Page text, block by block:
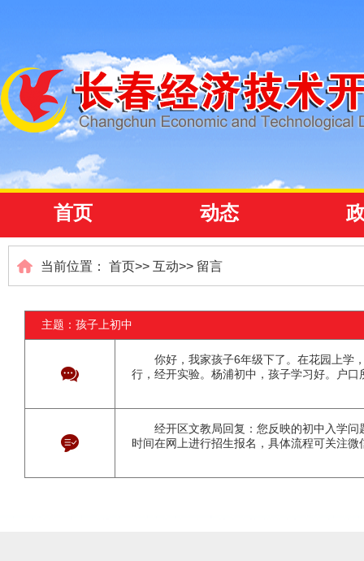
首页 动态
当前位置： 首页>> 互动>> 留言
主题：孩子上初中
你好，我家孩子6年级下了。在花园上学
行，经开实验。杨浦初中，孩子学习好。户
经开区文教局回复：您反映的初中入学
时间在网上进行招生报名，具体流程可关注